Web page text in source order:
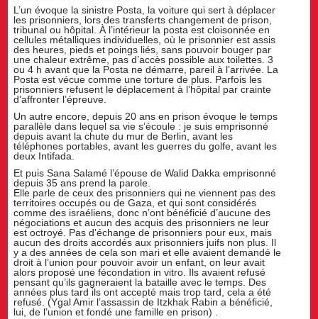
L’un évoque la sinistre Posta, la voiture qui sert à déplacer
les prisonniers, lors des transferts changement de prison,
tribunal ou hôpital. À l’intérieur la posta est cloisonnée en
cellules métalliques individuelles, où le prisonnier est assis
des heures, pieds et poings liés, sans pouvoir bouger par
une chaleur extrême, pas d’accès possible aux toilettes. 3
ou 4 h avant que la Posta ne démarre, pareil à l’arrivée. La
Posta est vécue comme une torture de plus. Parfois les
prisonniers refusent le déplacement à l’hôpital par crainte
d’affronter l’épreuve.
Un autre encore, depuis 20 ans en prison évoque le temps
parallèle dans lequel sa vie s’écoule : je suis emprisonné
depuis avant la chute du mur de Berlin, avant les
téléphones portables, avant les guerres du golfe, avant les
deux Intifada.
Et puis Sana Salamé l’épouse de Walid Dakka emprisonné
depuis 35 ans prend la parole.
Elle parle de ceux des prisonniers qui ne viennent pas des
territoires occupés ou de Gaza, et qui sont considérés
comme des israéliens, donc n’ont bénéficié d’aucune des
négociations et aucun des acquis des prisonniers ne leur
est octroyé. Pas d’échange de prisonniers pour eux, mais
aucun des droits accordés aux prisonniers juifs non plus. Il
y a des années de cela son mari et elle avaient demandé le
droit à l’union pour pouvoir avoir un enfant, on leur avait
alors proposé une fécondation in vitro. Ils avaient refusé
pensant qu’ils gagneraient la bataille avec le temps. Des
années plus tard ils ont accepté mais trop tard, cela a été
refusé. (Ygal Amir l’assassin de Itzkhak Rabin a bénéficié,
lui, de l’union et fondé une famille en prison) .